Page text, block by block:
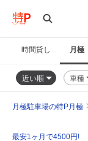
時間貸し 月極
近い順 車種
月極駐車場の特P月極
最安1ヶ月で4500円!